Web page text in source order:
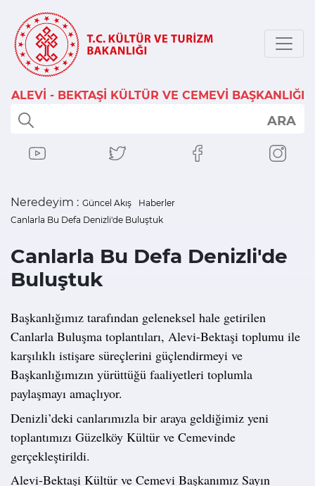
ALEVİ - BEKTAŞİ KÜLTÜR VE CEMEVİ BAŞKANLIĞI
ARA
Neredeyim : Güncel Akış
Haberler
Canlarla Bu Defa Denizli'de Buluştuk
Canlarla Bu Defa Denizli'de
Buluştuk
Başkanlığımız tarafından geleneksel hale getirilen
Canlarla Buluşma toplantıları, Alevi-Bektaşi toplumu ile
karşılıklı istişare süreçlerini güçlendirmeyi ve
Başkanlığımızın yürüttüğü faaliyetleri toplumla
paylaşmayı amaçlıyor.
Denizli’deki canlarımızla bir araya geldiğimiz yeni
toplantımızı Güzelköy Kültür ve Cemevinde
gerçekleştirildi.
Alevi-Bektaşi Kültür ve Cemevi Başkanımız Sayın